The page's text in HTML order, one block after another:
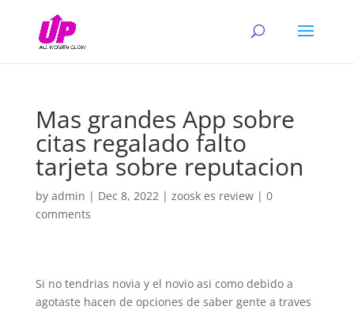
Mas grandes App sobre
citas regalado falto
tarjeta sobre reputacion
by admin | Dec 8, 2022| zoosk es review| 0
comments
Si no tendri­as novia y el novio asi­ como debido a
agotaste hacen de opciones de saber gente a traves